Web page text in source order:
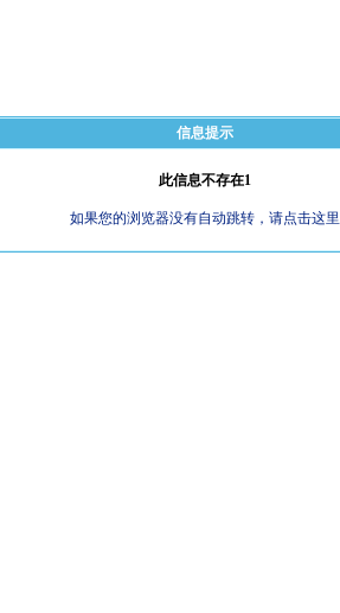
信息提示
此信息不存在1
如果您的浏览器没有自动跳转，请点击这里